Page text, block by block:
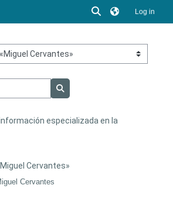
Toggle search
Log in
Search courses
especializada en la
Cervantes»
Cervantes